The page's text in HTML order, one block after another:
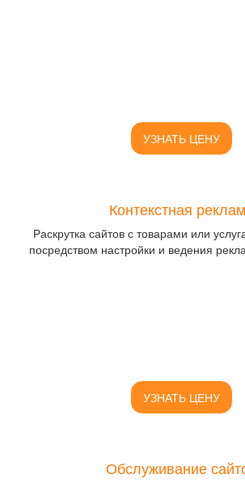
УЗНАТЬ ЦЕНУ
Контекстная
Раскрутка сайтов с товарами или
посредством настройки и ведения
УЗНАТЬ ЦЕНУ
Обслуживание